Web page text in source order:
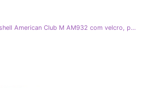
Calçado esportivo softshell American Club M AM932 com velcro, preto